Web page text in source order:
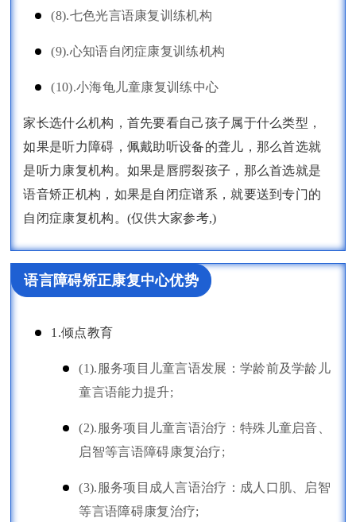
(8).七色光言语康复训练机构
(9).心知语自闭症康复训练机构
(10).小海龟儿童康复训练中心
家长选什么机构，首先要看自己孩子属于什么类型，
如果是听力障碍，佩戴助听设备的聋儿，那么首选就
是听力康复机构。如果是唇腭裂孩子，那么首选就是
语音矫正机构，如果是自闭症谱系，就要送到专门的
自闭症康复机构。(仅供大家参考,)
语言障碍矫正康复中心优势
1.倾点教育
(1).服务项目儿童言语发展：学龄前及学龄儿
童言语能力提升;
(2).服务项目儿童言语治疗：特殊儿童启音、
启智等言语障碍康复治疗;
(3).服务项目成人言语治疗：成人口肌、启智
等言语障碍康复治疗;